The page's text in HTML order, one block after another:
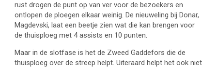
rust drogen de punt op van ver voor de bezoekers en
ontlopen de ploegen elkaar weinig. De nieuweling bij Donar,
Magdevski, laat een beetje zien wat die kan brengen voor
de thuisploeg met 4 assists en 10 punten.
Maar in de slotfase is het de Zweed Gaddefors die de
thuisploeg over de streep helpt. Uiteraard helpt het ook niet